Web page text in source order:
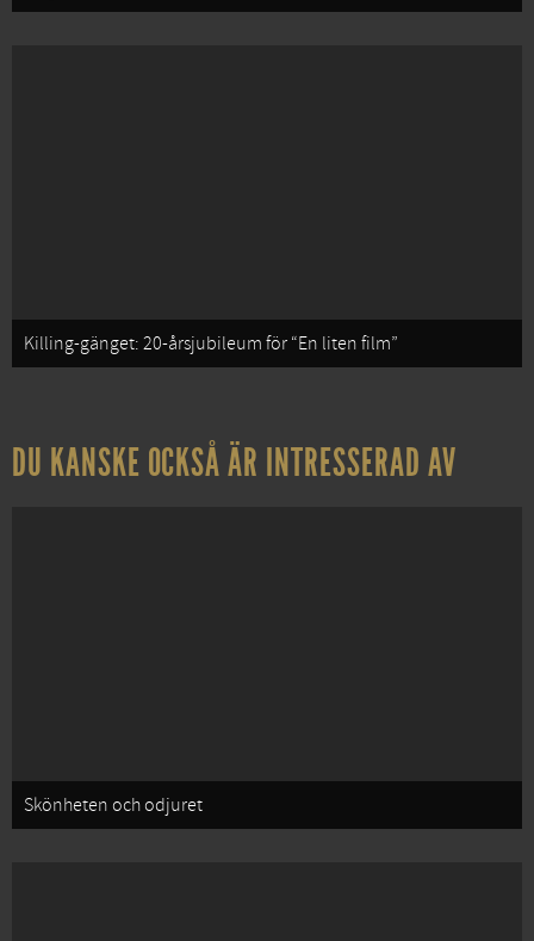
Killing-gänget: 20-årsjubileum för “En liten film”
DU KANSKE OCKSÅ ÄR INTRESSERAD AV
Skönheten och odjuret